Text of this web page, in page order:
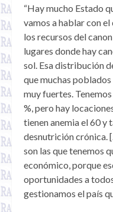
“Hay mucho Estado
vamos a hablar con el
los recursos del
lugares donde hay
sol. Esa distribución
que muchas
muy fuertes.
%, pero hay
tienen anemia el 60 y
desnutrición crónica.
son las que tenemos
económico, porque
oportunidades a
gestionamos el país